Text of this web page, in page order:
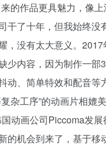
的作品更具魅力，像
了十年，但我始终
没有太大意义。
内容，因为制作一部
、简单特效和配音等
杂工序”的动画片相媲
动画公司Piccoma发
机会到来了，基于移